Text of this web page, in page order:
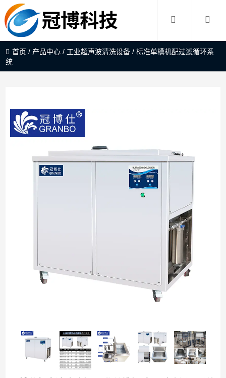
首页 / 产品中心 / 工业超声波清洗设备 /标准单槽机配过滤循环系
统